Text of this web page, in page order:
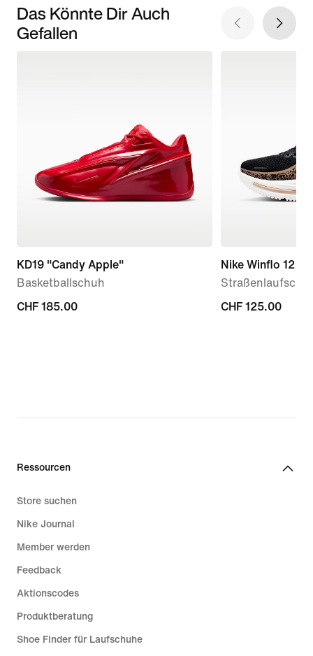
Das Könnte Dir Auch
Gefallen
KD19 "Candy Apple"
Basketballschuh
CHF 185.00
CHF 185.00
Nike Winflo 12
CHF 125.00
CHF 125.00
Ressourcen
Store suchen
Nike Journal
Member werden
Feedback
Aktionscodes
Produktberatung
Shoe Finder für Laufschuhe